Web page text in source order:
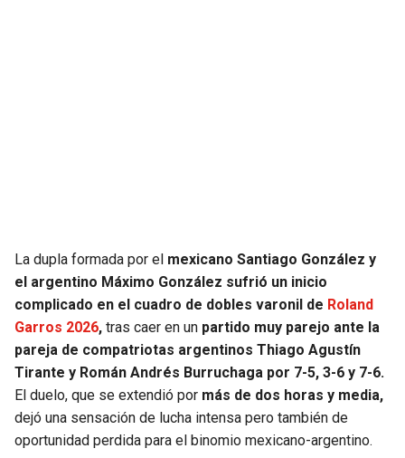
BEARS
LIONS
PACKERS
VIKINGS
FALCONS
SPURS
NUGGETS
TIMBERWOLVES
THUNDER
TRAIL BLAZERS
La dupla formada por el mexicano Santiago González y
el argentino Máximo González sufrió un inicio
complicado en el cuadro de dobles varonil de Roland
Garros 2026, tras caer en un partido muy parejo ante la
pareja de compatriotas argentinos Thiago Agustín
Tirante y Román Andrés Burruchaga por 7-5, 3-6 y 7-6.
El duelo, que se extendió por más de dos horas y media,
dejó una sensación de lucha intensa pero también de
oportunidad perdida para el binomio mexicano-argentino.